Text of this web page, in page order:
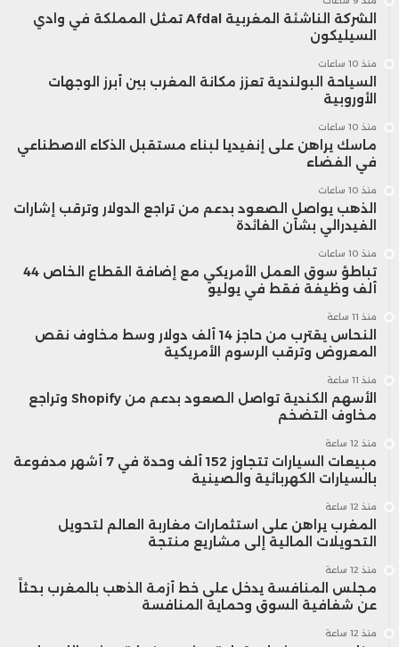
الشركة الناشئة المغربية Afdal تمثل المملكة في وادي
السيليكون
منذ 10 ساعات
السياحة البولندية تعزز مكانة المغرب بين أبرز الوجهات
الأوروبية
منذ 10 ساعات
ماسك يراهن على إنفيديا لبناء مستقبل الذكاء الاصطناعي
في الفضاء
منذ 10 ساعات
الذهب يواصل الصعود بدعم من تراجع الدولار وترقب إشارات
الفيدرالي بشأن الفائدة
منذ 10 ساعات
تباطؤ سوق العمل الأمريكي مع إضافة القطاع الخاص 44
ألف وظيفة فقط في يوليو
منذ 11 ساعة
النحاس يقترب من حاجز 14 ألف دولار وسط مخاوف نقص
المعروض وترقب الرسوم الأمريكية
منذ 11 ساعة
الأسهم الكندية تواصل الصعود بدعم من Shopify وتراجع
مخاوف التضخم
منذ 12 ساعة
مبيعات السيارات تتجاوز 152 ألف وحدة في 7 أشهر مدفوعة
بالسيارات الكهربائية والصينية
منذ 12 ساعة
المغرب يراهن على استثمارات مغاربة العالم لتحويل
التحويلات المالية إلى مشاريع منتجة
منذ 12 ساعة
مجلس المنافسة يدخل على خط أزمة الذهب بالمغرب بحثاً
عن شفافية السوق وحماية المنافسة
منذ 12 ساعة